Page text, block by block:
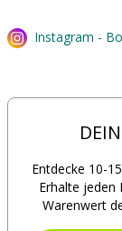
Instagram -
Entdecke 10-
Erhalte jeden
Warenwert